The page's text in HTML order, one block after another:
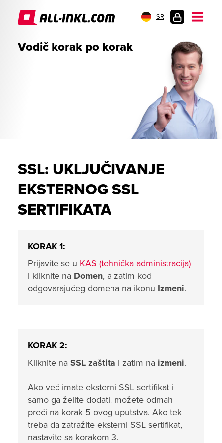
SR
Vodič korak po korak
SSL: UKLJUČIVANJE
EKSTERNOG SSL
SERTIFIKATA
KORAK 1:
Prijavite se u KAS (tehnička administracija)
i kliknite na Domen, a zatim kod
odgovarajućeg domena na ikonu Izmeni.
KORAK 2:
Kliknite na SSL zaštita i zatim na izmeni.
Ako već imate eksterni SSL sertifikat i
samo ga želite dodati, možete odmah
preći na korak 5 ovog uputstva. Ako tek
treba da zatražite eksterni SSL sertifikat,
nastavite sa korakom 3.